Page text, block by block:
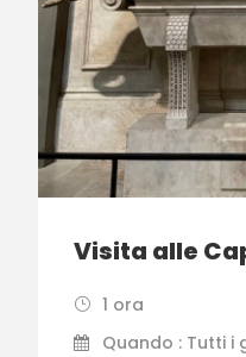
Visita alle
1 ora
Quando : Tutti i